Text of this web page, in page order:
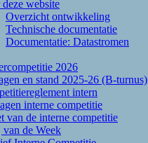
website
Overzicht ontwikkeling
Technische documentatie
Documentatie: Datastromen
2026
en stand 2025-26 (B-turnus)
intern
interne competitie
van de interne competitie
van de Week